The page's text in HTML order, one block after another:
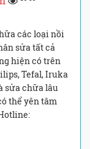
các loại nồi
sửa tất cả
hiện có trên
Tefal, Iruka
sửa chữa lâu
thể yên tâm